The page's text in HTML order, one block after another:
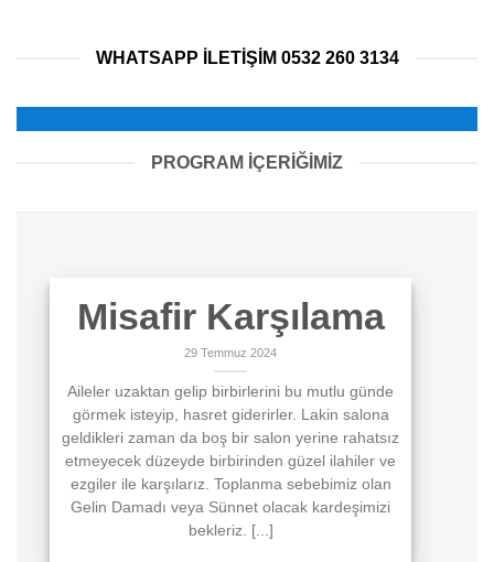
WHATSAPP ILETIŞIM 0532 260 3134
PROGRAM İÇERİĞİMİZ
Misafir Karşılama
29 Temmuz 2024
Aileler uzaktan gelip birbirlerini bu mutlu günde
görmek isteyip, hasret giderirler. Lakin salona
geldikleri zaman da boş bir salon yerine rahatsız
etmeyecek düzeyde birbirinden güzel ilahiler ve
ezgiler ile karşılarız. Toplanma sebebimiz olan
Gelin Damadı veya Sünnet olacak kardeşimizi
bekleriz. [...]